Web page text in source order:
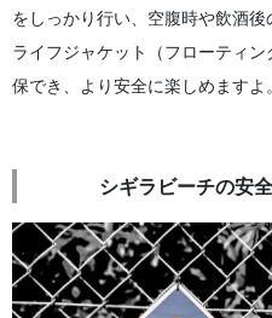
をしっかり行い、空腹時や飲酒後
ライフジャケット（フローティ
保でき、より安全に楽しめますよ。
シギラビーチの安